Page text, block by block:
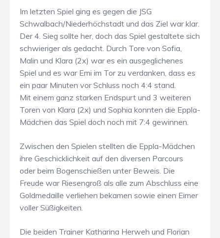
Im letzten Spiel ging es gegen die JSG
Schwalbach/Niederhöchstadt und das Ziel war klar.
Der 4. Sieg sollte her, doch das Spiel gestaltete sich
schwieriger als gedacht. Durch Tore von Sofia,
Malin und Klara (2x) war es ein ausgeglichenes
Spiel und es war Emi im Tor zu verdanken, dass es
ein paar Minuten vor Schluss noch 4:4 stand.
Mit einem ganz starken Endspurt und 3 weiteren
Toren von Klara (2x) und Sophia konnten die Eppla-
Mädchen das Spiel doch noch mit 7:4 gewinnen.
Zwischen den Spielen stellten die Eppla-Mädchen
ihre Geschicklichkeit auf den diversen Parcours
oder beim Bogenschießen unter Beweis. Die
Freude war Riesengroß als alle zum Abschluss eine
Goldmedaille verliehen bekamen sowie einen Eimer
voller Süßigkeiten.
Die beiden Trainer Katharina Herweh und Florian